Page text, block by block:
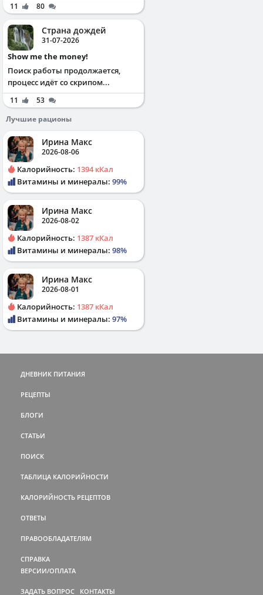
11 80
Страна дождей
31-07-2026
Show me the money!
Поиск работы продолжается,
процесс идёт со скрипом...
11
53
Лучшие рационы
Ирина Макс
2026-08-06
Калорийность: 1394 кКал
Витамины и минералы: 99%
Ирина Макс
2026-08-02
Калорийность: 1387 кКал
Витамины и минералы: 98%
Ирина Макс
2026-08-01
Калорийность: 1387 кКал
Витамины и минералы: 97%
ДНЕВНИК ПИТАНИЯ
РЕЦЕПТЫ
БЛОГИ
СТАТЬИ
ПОИСК
ТАБЛИЦА КАЛОРИЙНОСТИ
КАЛОРИЙНОСТЬ РЕЦЕПТОВ
ОТВЕТЫ
ПРАВООБЛАДАТЕЛЯМ
СПРАВКА
ВЕРСИИ/ОПЛАТА
ЗАДАТЬ ВОПРОС КОНТАКТЫ